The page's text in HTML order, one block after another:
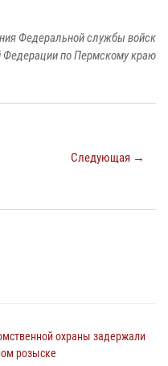
Федеральной службы войск
Федерации по Пермскому краю
Следующая →
охраны задержали
розыске